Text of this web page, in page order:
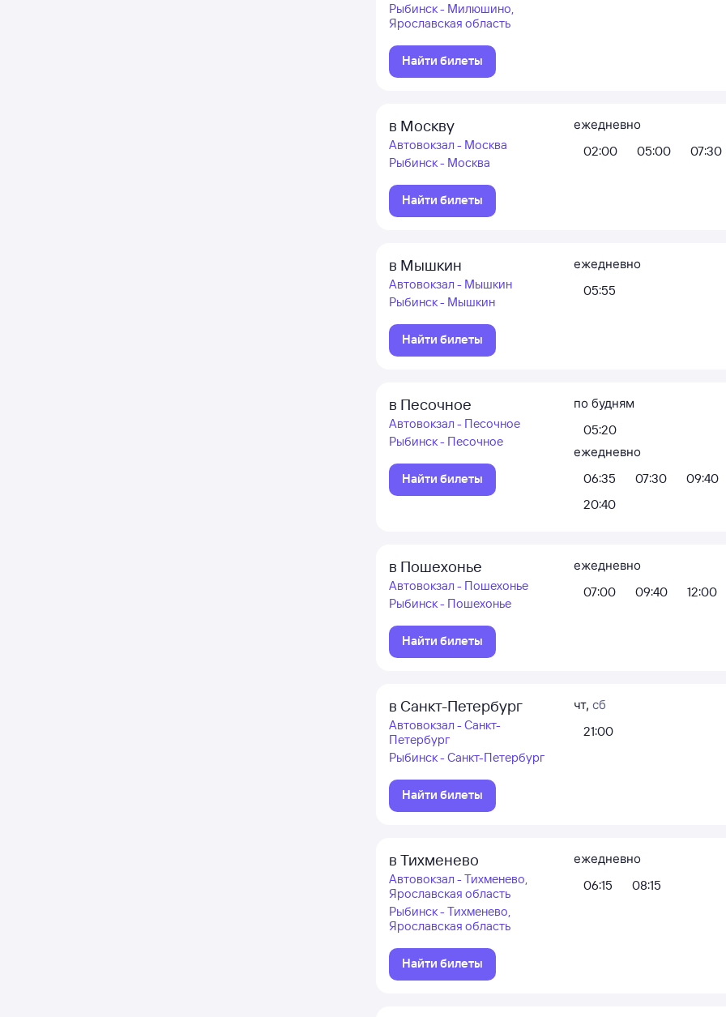
Рыбинск - Милюшино,
Ярославская область
Найти билеты
в Москву
Автовокзал - Москва
Рыбинск - Москва
Найти билеты
ежедневно
02:00
05:00 07:30
в Мышкин
Автовокзал - Мышкин
Рыбинск - Мышкин
Найти билеты
ежедневно
05:55
в Песочное
Автовокзал - Песочное
Рыбинск - Песочное
Найти билеты
по будням
05:20
ежедневно
06:35
07:30 09:40
20:40
в Пошехонье
Автовокзал - Пошехонье
Рыбинск - Пошехонье
Найти билеты
ежедневно
07:00
09:40 12:00
в Санкт-Петербург
Автовокзал - Санкт-
Петербург
Рыбинск - Санкт-Петербург
Найти билеты
чт, сб
21:00
в Тихменево
Автовокзал - Тихменево,
Ярославская область
Рыбинск - Тихменево,
Ярославская область
Найти билеты
ежедневно
06:15
08:15